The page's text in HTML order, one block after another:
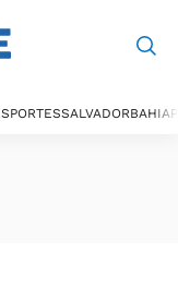
SALVADORBAHIA